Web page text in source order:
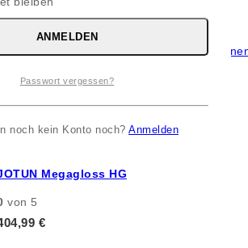
MERKZETTEL VERGLEICHEN
Megagloss HG
von 5
€
ANMELDEN
Passwort vergessen?
noch kein Konto noch? Anmelden